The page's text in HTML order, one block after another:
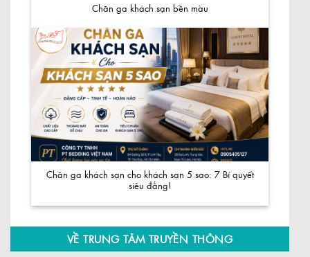
Chăn ga khách sạn bền màu
Chăn ga khách sạn cho khách sạn 5 sao: 7 Bí quyết
siêu đẳng!
VỀ TRUNG TÂM TRUYỀN THÔNG